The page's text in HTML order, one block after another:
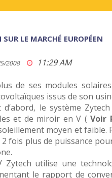
LE MARCHÉ EUROPÉEN
2008 11:29 AM
de ses modules
issus de son
d’abord, le système
et de miroir en V ( Voir
moyen et
2 fois plus de puissance
Zytech utilise une
le rapport de